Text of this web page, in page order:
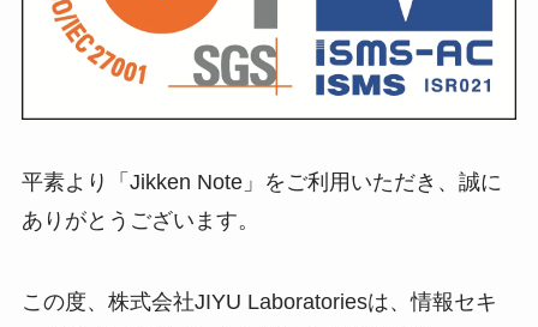
平素より「Jikken Note」をご利用いただき、誠に
ありがとうございます。
この度、株式会社JIYU Laboratoriesは、情報セキ